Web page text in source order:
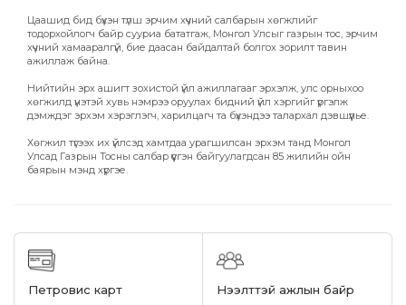
Цаашид бид бүхэн түлш эрчим хүчний салбарын хөгжлийг
тодорхойлогч байр сууриа бататгаж, Монгол Улсыг газрын тос, эрчим
хүчний хамааралгүй, бие даасан байдалтай болгох зорилт тавин
ажиллаж байна.
Нийтийн эрх ашигт зохистой үйл ажиллагааг эрхэлж, улс орныхоо
хөгжилд үнэтэй хувь нэмрээ оруулах бидний үйл хэргийг үргэлж
дэмждэг эрхэм хэрэглэгч, харилцагч та бүхэндээ талархал дэвшүүлье.
Хөгжил түгээх их үйлсэд хамтдаа урагшилсан эрхэм танд Монгол
Улсад Газрын Тосны салбар үүсгэн байгуулагдсан 85 жилийн ойн
баярын мэнд хүргэе.
Петровис карт Нээлттэй ажлын байр